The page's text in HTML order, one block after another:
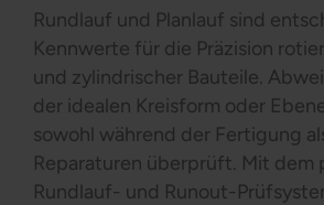
Rundlauf und Planlauf sind
Kennwerte für die Präzision
und zylindrischer Bauteile.
der idealen Kreisform oder
sowohl während der Fertigung
Reparaturen überprüft. Mit dem
Rundlauf- und Runout-